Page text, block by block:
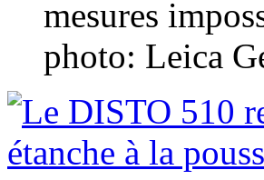
mesures
photo: Leica